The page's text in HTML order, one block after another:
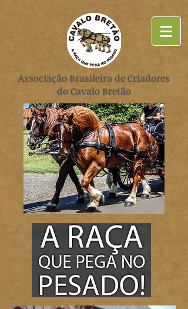
Associação Brasileira de Criadores
do Cavalo Bretão